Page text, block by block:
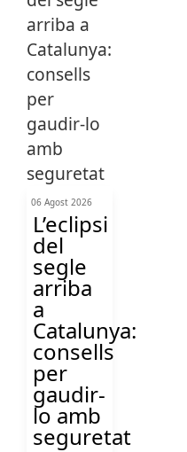
06 Agost 2026
L’eclipsi
del
segle
arriba
a
Catalunya:
consells
per
gaudir-
lo amb
seguretat